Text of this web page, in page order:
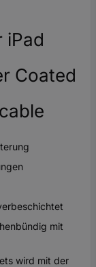
iPad
Coated
mit
wird mit der